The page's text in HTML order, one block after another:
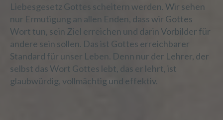
Liebesgesetz Gottes scheitern werden. Wir sehen
nur Ermutigung an allen Enden, dass wir Gottes
Wort tun, sein Ziel erreichen und darin Vorbilder für
andere sein sollen. Das ist Gottes erreichbarer
Standard für unser Leben. Denn nur der Lehrer, der
selbst das Wort Gottes lebt, das er lehrt, ist
glaubwürdig, vollmächtig und effektiv.
+49 7265 6 88 90 89
E-Mail: heiligdemherrn@gmx.de
Cookies / SessionStorage / LocalStorage
Die Internetseiten verwenden teilweise so
genannte Cookies, LocalStorage und